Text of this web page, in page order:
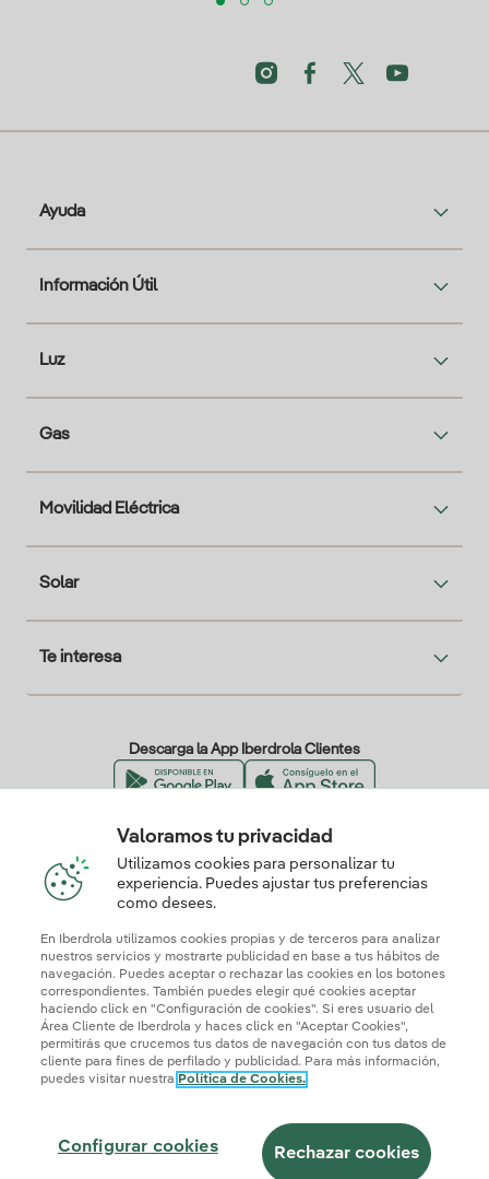
Ayuda
Información Útil
Luz
Gas
Movilidad Eléctrica
Solar
Te interesa
Descarga la App Iberdrola Clientes
Nuestros certificados de confianza
Mapa webInformación legal y Política de cookies
Seguridad de la informaciónAccesibilidad
¿Cómo ser colaborador?
Transparencia IAIberdrola.com
Valoramos tu privacidad
Utilizamos cookies para personalizar tu
experiencia. Puedes ajustar tus preferencias
como desees.
En Iberdrola utilizamos cookies propias y de terceros para analizar
nuestros servicios y mostrarte publicidad en base a tus hábitos de
navegación. Puedes aceptar o rechazar las cookies en los botones
correspondientes. También puedes elegir qué cookies aceptar
haciendo click en "Configuración de cookies". Si eres usuario del
Área Cliente de Iberdrola y haces click en "Aceptar Cookies",
permitirás que crucemos tus datos de navegación con tus datos de
cliente para fines de perfilado y publicidad. Para más información,
puedes visitar nuestra Política de Cookies.
Configurar cookies Rechazar cookies